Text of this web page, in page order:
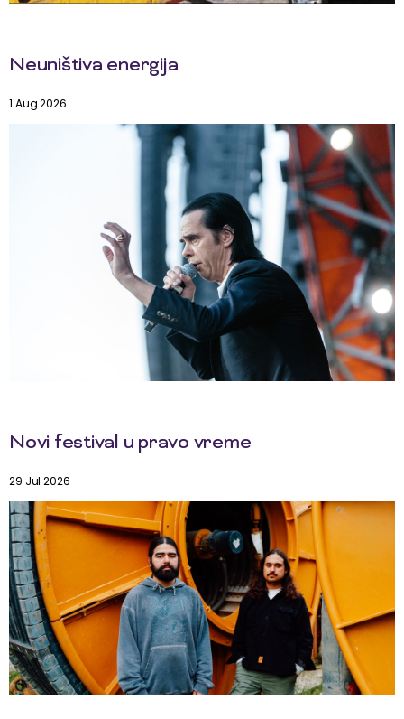
Neuništiva energija
1 Aug 2026
Novi festival u pravo vreme
29 Jul 2026